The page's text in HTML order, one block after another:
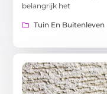
belangrijk het
Tuin En Buitenleven